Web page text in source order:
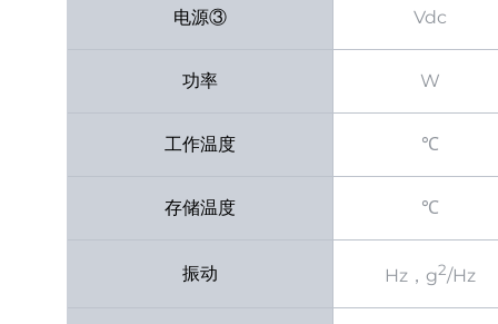
电源③ Vdc
功率 W
工作温度 ℃
存储温度 ℃
振动 Hz，g2/Hz